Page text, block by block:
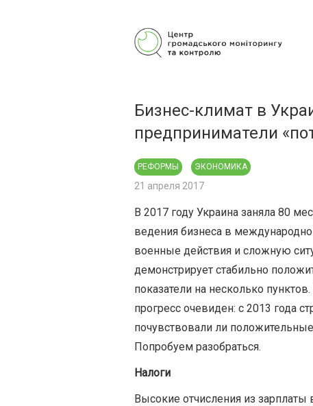
Бизнес-климат в
предприниматели
РЕФОРМЫ ЭКОНОМИКА
21 апреля 2017
В 2017 году Украина заняла 80
ведения бизнеса в
военные действия и сложную
демонстрирует стабильно
показатели на несколько
прогресс очевиден: с 2013 года
почувствовали ли
Попробуем разобраться.
Налоги
Высокие отчисления из